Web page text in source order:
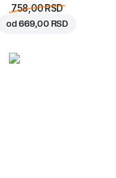
758,00 RSD
od669,00 RSD